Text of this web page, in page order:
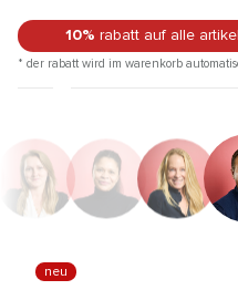
10% rabatt auf alle artikel
* der rabatt wird im warenkorb
neu